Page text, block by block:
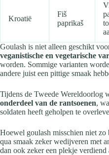
Kroatië
Fiš
paprikaš
Goulash is niet alleen geschikt
veganistische en vegetarische
worden. Sommige varianten
andere juist een pittige smaak
Tijdens de Tweede Wereldoorlog
onderdeel van de rantsoenen,
soldaten heeft geholpen te
Hoewel goulash misschien niet
qua smaak zeker wedijveren met
dan ook zeker een plekje